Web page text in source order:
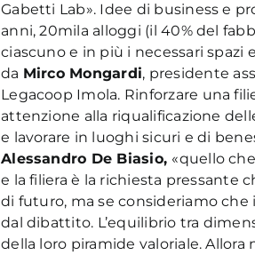
Gabetti Lab». Idee di business e
anni, 20mila alloggi (il 40% del
ciascuno e in più i necessari
da Mirco Mongardi, presidente
Legacoop Imola. Rinforzare una
attenzione alla riqualificazione
e lavorare in luoghi sicuri e di
Alessandro De Biasio, «quello
e la filiera è la richiesta pressante
di futuro, ma se consideriamo
dal dibattito. L’equilibrio tra
della loro piramide valoriale. Allora